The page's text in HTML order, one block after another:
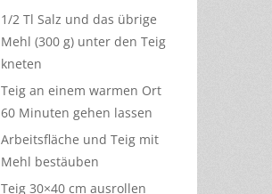
1/2 Tl Salz und das übrige
Mehl (300 g) unter den Teig
kneten
Teig an einem warmen Ort
60 Minuten gehen lassen
Arbeitsfläche und Teig mit
Mehl bestäuben
Teig 30×40 cm ausrollen